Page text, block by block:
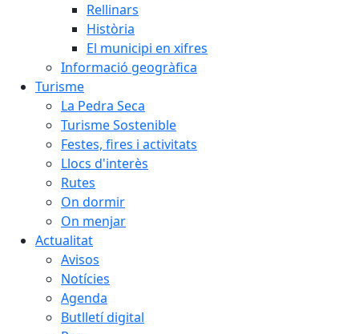
Rellinars
Història
El municipi en xifres
Informació geogràfica
Turisme
La Pedra Seca
Turisme Sostenible
Festes, fires i activitats
Llocs d'interès
Rutes
On dormir
On menjar
Actualitat
Avisos
Notícies
Agenda
Butlletí digital